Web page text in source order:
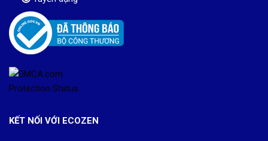
KẾT NỐI VỚI ECOZEN